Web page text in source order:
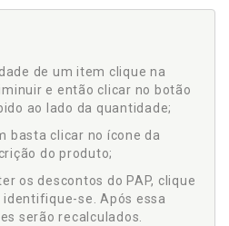
de um item clique na
e então clicar no botão
ao lado da quantidade;
basta clicar no ícone da
do produto;
os descontos do PAP, clique
se. Após essa
serão recalculados.